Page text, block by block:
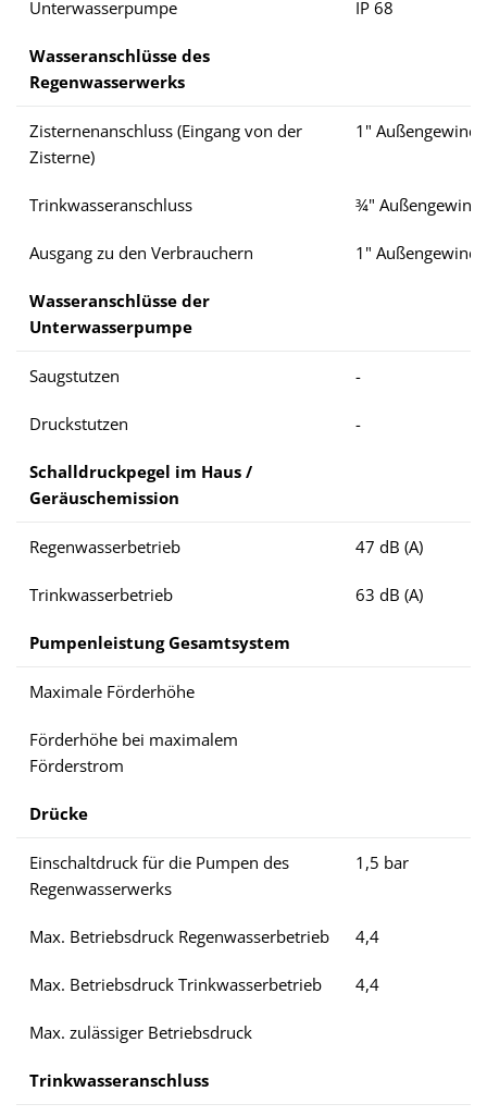
Unterwasserpumpe IP 68
Wasseranschlüsse des
Regenwasserwerks
Zisternenanschluss (Eingang von der
Zisterne)
1" Außengewinde
Trinkwasseranschluss ¾"
Ausgang zu den Verbrauchern 1" Außengewinde
Wasseranschlüsse der
Unterwasserpumpe
Saugstutzen -
Druckstutzen -
Schalldruckpegel im Haus /
Geräuschemission
Regenwasserbetrieb 47 dB (A)
Trinkwasserbetrieb 63 dB (A)
Pumpenleistung Gesamtsystem
Maximale Förderhöhe
Förderhöhe bei maximalem
Förderstrom
Drücke
Einschaltdruck für die Pumpen des
Regenwasserwerks
1,5 bar
Max. Betriebsdruck Regenwasserbetrieb 4,4
Max. Betriebsdruck Trinkwasserbetrieb 4,4
Max. zulässiger Betriebsdruck
Trinkwasseranschluss